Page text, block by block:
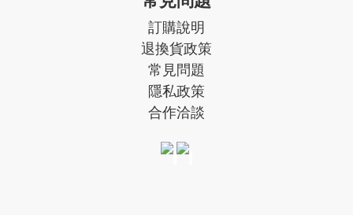
訂購說明
退換貨政策
常見問題
隱私政策
合作洽談